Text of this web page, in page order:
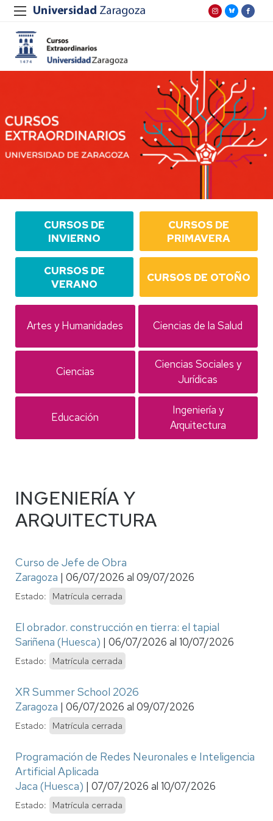
CURSOS DE
INVIERNO
CURSOS DE
PRIMAVERA
CURSOS DE
VERANO
CURSOS DE OTOÑO
Artes y Humanidades
10 Ciencias de la Salud
12
Ciencias
15
Ciencias Sociales y
Jurídicas
25
Educación
11
Ingeniería y
Arquitectura
4
INGENIERÍA Y
ARQUITECTURA
Curso de Jefe de Obra
Zaragoza | 06/07/2026 al 09/07/2026
Estado: Matrícula cerrada
El obrador. construcción en tierra: el tapial
Sariñena (Huesca) | 06/07/2026 al 10/07/2026
Estado: Matrícula cerrada
XR Summer School 2026
Zaragoza | 06/07/2026 al 09/07/2026
Estado: Matrícula cerrada
Programación de Redes Neuronales e Inteligencia
Artificial Aplicada
Jaca (Huesca) | 07/07/2026 al 10/07/2026
Estado: Matrícula cerrada